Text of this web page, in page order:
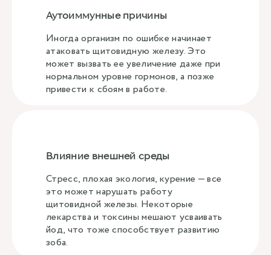
Аутоиммунные причины
Иногда организм по ошибке начинает
атаковать щитовидную железу. Это
может вызвать ее увеличение даже при
нормальном уровне гормонов, а позже
привести к сбоям в работе.
Влияние внешней среды
Стресс, плохая экология, курение — все
это может нарушать работу
щитовидной железы. Некоторые
лекарства и токсины мешают усваивать
йод, что тоже способствует развитию
зоба.